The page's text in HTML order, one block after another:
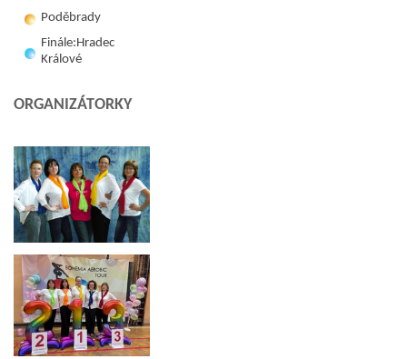
Poděbrady
Finále:Hradec
Králové
ORGANIZÁTORKY